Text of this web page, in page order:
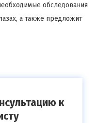
обследования
а также предложит
к